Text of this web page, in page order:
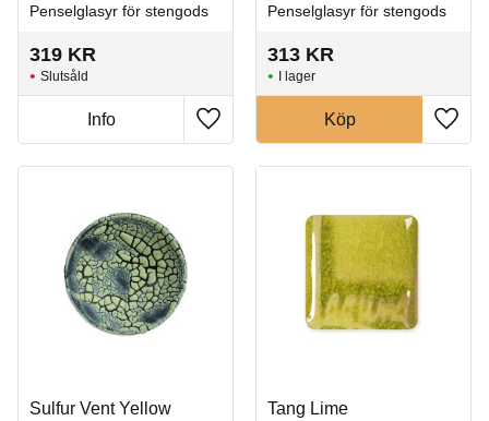
Penselglasyr för stengods
319 KR
Lägg till i favoriter
Slutsåld
Info
Penselglasyr för stengods
313 KR
Lägg
I lager
Köp
Sulfur Vent Yellow Tang Lime